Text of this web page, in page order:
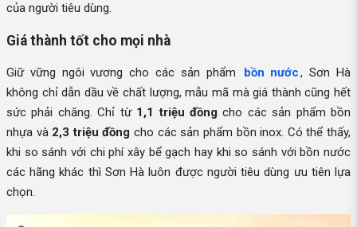
của người tiêu dùng.
Giá thành tốt cho mọi nhà
Giữ vững ngôi vương cho các sản phẩm bồn nước, Sơn Hà
không chỉ dẫn dầu về chất lượng, mẫu mã mà giá thành cũng hết
sức phải chăng. Chỉ từ 1,1 triệu đồngcho các sản phẩm bồn
nhựa và2,3 triệu đồng cho các sản phẩm bồn inox. Có thể thấy,
khi so sánh với chi phí xây bể gạch hay khi so sánh với bồn nước
các hãng khác thì Sơn Hà luôn được người tiêu dùng ưu tiên lựa
chọn.